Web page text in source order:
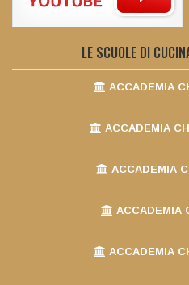
LE SCUOLE DI
ACCADEMIA
ACCADEMIA
ACCADEMIA
ACCADEMIA
ACCADEMIA